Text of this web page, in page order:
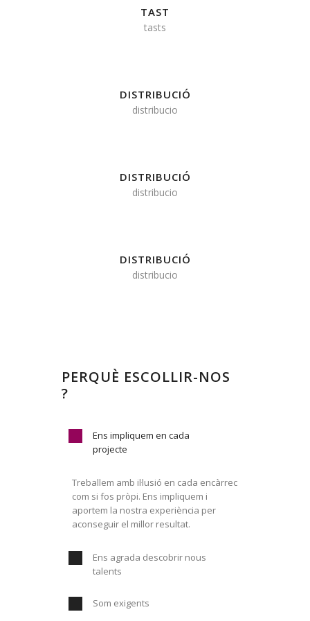
TAST
tasts
DISTRIBUCIÓ
distribucio
DISTRIBUCIÓ
distribucio
DISTRIBUCIÓ
distribucio
PERQUÈ ESCOLLIR-NOS
?
Ens impliquem en cada
projecte
Treballem amb il·lusió en cada encàrrec
com si fos pròpi. Ens impliquem i
aportem la nostra experiència per
aconseguir el millor resultat.
Ens agrada descobrir nous
talents
Coneixem el territori i l’ofici i descobrim
Som exigents